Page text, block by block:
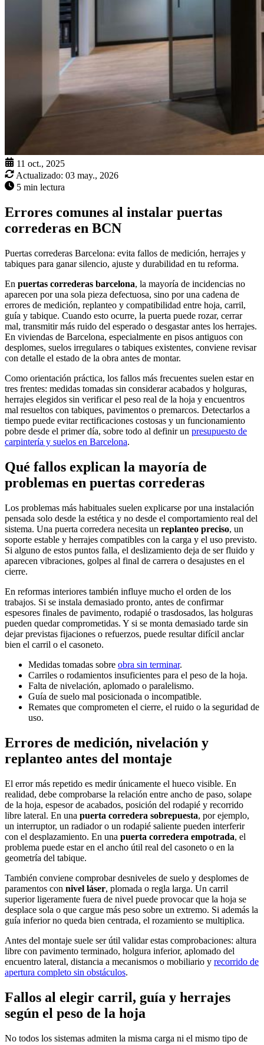
11 oct., 2025
Actualizado: 03 may., 2026
5 min lectura
Errores comunes al instalar puertas
correderas en BCN
Puertas correderas Barcelona: evita fallos de medición, herrajes y
tabiques para ganar silencio, ajuste y durabilidad en tu reforma.
En puertas correderas barcelona, la mayoría de incidencias no
aparecen por una sola pieza defectuosa, sino por una cadena de
errores de medición, replanteo y compatibilidad entre hoja, carril,
guía y tabique. Cuando esto ocurre, la puerta puede rozar, cerrar
mal, transmitir más ruido del esperado o desgastar antes los herrajes.
En viviendas de Barcelona, especialmente en pisos antiguos con
desplomes, suelos irregulares o tabiques existentes, conviene revisar
con detalle el estado de la obra antes de montar.
Como orientación práctica, los fallos más frecuentes suelen estar en
tres frentes: medidas tomadas sin considerar acabados y holguras,
herrajes elegidos sin verificar el peso real de la hoja y encuentros
mal resueltos con tabiques, pavimentos o premarcos. Detectarlos a
tiempo puede evitar rectificaciones costosas y un funcionamiento
pobre desde el primer día, sobre todo al definir un presupuesto de
carpintería y suelos en Barcelona.
Qué fallos explican la mayoría de
problemas en puertas correderas
Los problemas más habituales suelen explicarse por una instalación
pensada solo desde la estética y no desde el comportamiento real del
sistema. Una puerta corredera necesita un replanteo preciso, un
soporte estable y herrajes compatibles con la carga y el uso previsto.
Si alguno de estos puntos falla, el deslizamiento deja de ser fluido y
aparecen vibraciones, golpes al final de carrera o desajustes en el
cierre.
En reformas interiores también influye mucho el orden de los
trabajos. Si se instala demasiado pronto, antes de confirmar
espesores finales de pavimento, rodapié o trasdosados, las holguras
pueden quedar comprometidas. Y si se monta demasiado tarde sin
dejar previstas fijaciones o refuerzos, puede resultar difícil anclar
bien el carril o el casoneto.
Medidas tomadas sobre obra sin terminar.
Carriles o rodamientos insuficientes para el peso de la hoja.
Falta de nivelación, aplomado o paralelismo.
Guía de suelo mal posicionada o incompatible.
Remates que comprometen el cierre, el ruido o la seguridad de
uso.
Errores de medición, nivelación y
replanteo antes del montaje
El error más repetido es medir únicamente el hueco visible. En
realidad, debe comprobarse la relación entre ancho de paso, solape
de la hoja, espesor de acabados, posición del rodapié y recorrido
libre lateral. En una puerta corredera sobrepuesta, por ejemplo,
un interruptor, un radiador o un rodapié saliente pueden interferir
con el desplazamiento. En una puerta corredera empotrada, el
problema puede estar en el ancho útil real del casoneto o en la
geometría del tabique.
También conviene comprobar desniveles de suelo y desplomes de
paramentos con nivel láser, plomada o regla larga. Un carril
superior ligeramente fuera de nivel puede provocar que la hoja se
desplace sola o que cargue más peso sobre un extremo. Si además la
guía inferior no queda bien centrada, el rozamiento se multiplica.
Antes del montaje suele ser útil validar estas comprobaciones: altura
libre con pavimento terminado, holgura inferior, aplomado del
encuentro lateral, distancia a mecanismos o mobiliario y recorrido de
apertura completo sin obstáculos.
Fallos al elegir carril, guía y herrajes
según el peso de la hoja
No todos los sistemas admiten la misma carga ni el mismo tipo de